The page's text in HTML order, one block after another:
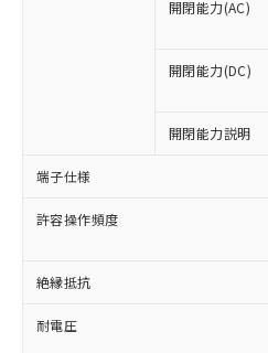
開閉能力(AC)
開閉能力(DC)
開閉能力説明
端子仕様
許容操作頻度
絶縁抵抗
耐電圧
本サービスの対
ことをご了承くだ
在庫状況および
記載している更
タに基づき作成
覧された時点で
正式な納期状況
様のお取引先、
ムロン制御機器
オムロン制御機
販売ネット
仕入先様の事情により
いたものが、含有品と
むを得ず変更することが
ミウム(Cd) 100ppm以下、
六価クロム(Cr(Ⅵ)) 1000ppm
類(PBB) 1000ppm以下、ポリ
(PBDE) 1000ppm以下、フタ
ルベンジル（BBP） 1000ppm
（DBP） 1000ppm以下、フ
適用除外項目は除く。
フタル酸エステル類の４物質
図的な使用がないことを確認
「×」：最大均質材料
基準値を超えているこ
「－」：未確認です。
い合わせください。
*中国RoHS10物質の基準値
Pb(鉛) :1000ppm、 Hg(水銀)
Cr(Ⅵ)(六価クロム) : 1000ppm
DBP(フタル酸ジブチル) :
イソブチル) : 1000ppm、
DEHP(フタル酸ビス(2-エチル
当社は、これら
為替および外国
（以下｢規制貨物
または国外への
国政府の輸出許
可)を取得するな
当社は規制貨物
全に破砕するな
いよう必要な手段
当社は貴社製品
ル、化学兵器、生
武器並びにこれ
一定数以上の
一定数には
在庫なし(最
いては、お
たはお客様